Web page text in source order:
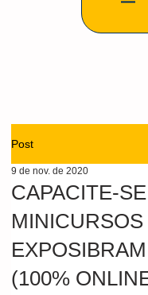
Post
CAPACITE-
MINICURSOS
(100%
9 de nov. de 2020